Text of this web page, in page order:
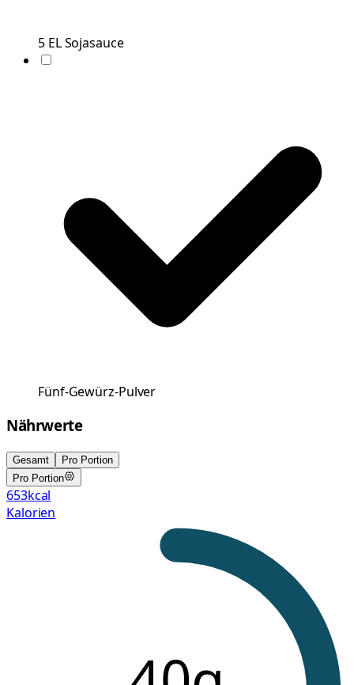
5 ELSojasauce
Fünf-Gewürz-Pulver
Nährwerte
Gesamt
Pro Portion
Pro Portion
653kcal
Kalorien